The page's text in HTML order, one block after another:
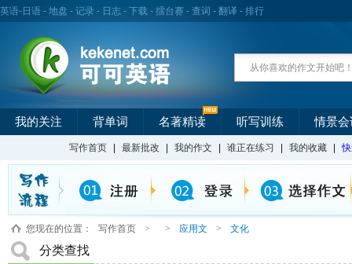
英语- 日语 - 地盘 - 记录 - 日志 - 下载 - 擂台赛 - 查词 - 翻译 - 排行
我的关注 背单词 名著精读 听写训练 情景会
写作首页 最新批改 我的作文 谁正在练习 我的收藏
您现在的位置： 写作首页 > > 应用文 > 文化
分类查找